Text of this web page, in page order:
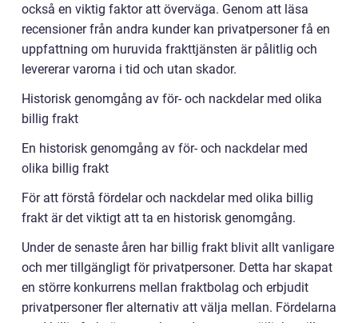
också en viktig faktor att överväga. Genom att läsa
recensioner från andra kunder kan privatpersoner få en
uppfattning om huruvida frakttjänsten är pålitlig och
levererar varorna i tid och utan skador.
Historisk genomgång av för- och nackdelar med olika
billig frakt
En historisk genomgång av för- och nackdelar med
olika billig frakt
För att förstå fördelar och nackdelar med olika billig
frakt är det viktigt att ta en historisk genomgång.
Under de senaste åren har billig frakt blivit allt vanligare
och mer tillgängligt för privatpersoner. Detta har skapat
en större konkurrens mellan fraktbolag och erbjudit
privatpersoner fler alternativ att välja mellan. Fördelarna